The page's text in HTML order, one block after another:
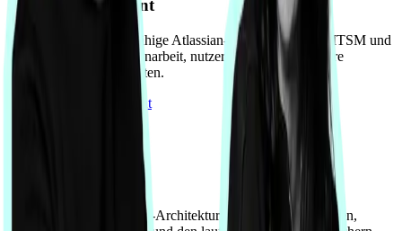
Servicemanagement
Wir gestalten leistungsfähige Atlassian-Systeme für ESM/ITSM und
übergreifende Zusammenarbeit, nutzerzentriert und auf Ihre
Organisation zugeschnitten.
Zum Servicemanagement
Strategie & Betrieb
Wir helfen, Ihre Atlassian-Architektur strategisch aufzustellen,